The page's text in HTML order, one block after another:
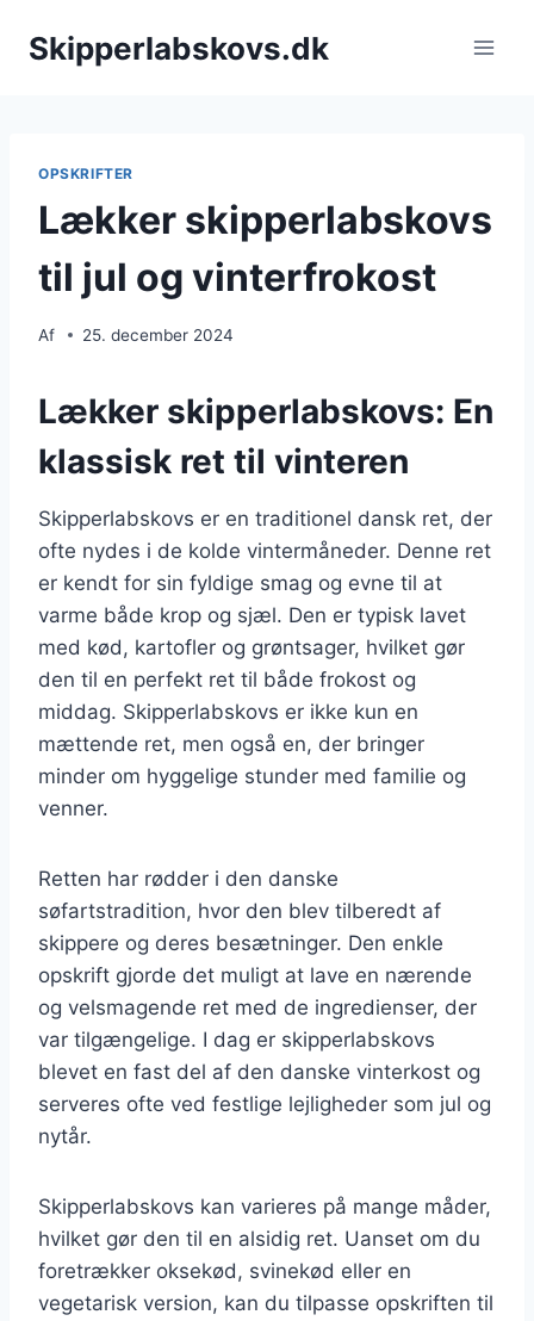
Skipperlabskovs.dk
OPSKRIFTER
Lækker skipperlabskovs
til jul og vinterfrokost
Af 25. december 2024
Lækker skipperlabskovs: En
klassisk ret til vinteren
Skipperlabskovs er en traditionel dansk ret, der
ofte nydes i de kolde vintermåneder. Denne ret
er kendt for sin fyldige smag og evne til at
varme både krop og sjæl. Den er typisk lavet
med kød, kartofler og grøntsager, hvilket gør
den til en perfekt ret til både frokost og
middag. Skipperlabskovs er ikke kun en
mættende ret, men også en, der bringer
minder om hyggelige stunder med familie og
venner.
Retten har rødder i den danske
søfartstradition, hvor den blev tilberedt af
skippere og deres besætninger. Den enkle
opskrift gjorde det muligt at lave en nærende
og velsmagende ret med de ingredienser, der
var tilgængelige. I dag er skipperlabskovs
blevet en fast del af den danske vinterkost og
serveres ofte ved festlige lejligheder som jul og
nytår.
Skipperlabskovs kan varieres på mange måder,
hvilket gør den til en alsidig ret. Uanset om du
foretrækker oksekød, svinekød eller en
vegetarisk version, kan du tilpasse opskriften til